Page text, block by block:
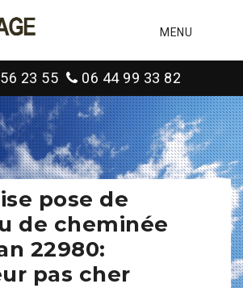
MENU
23 55 06 44 99 33 82
pose de
de cheminée
22980:
pas cher